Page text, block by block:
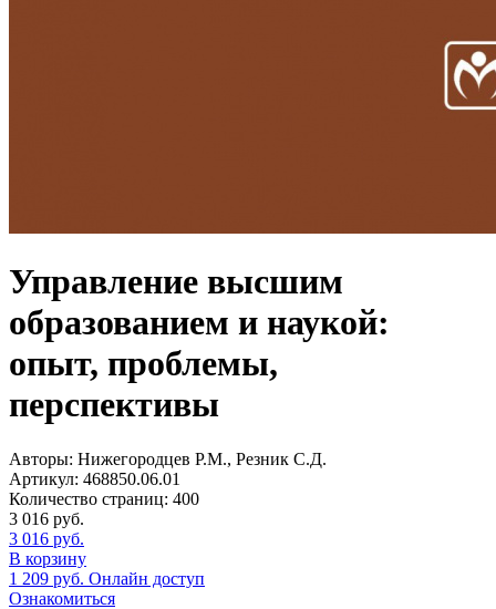
Управление высшим
образованием и наукой:
опыт, проблемы,
перспективы
Авторы: Нижегородцев Р.М., Резник С.Д.
Артикул: 468850.06.01
Количество страниц: 400
3 016 руб.
3 016 руб.
В корзину
1 209 руб. Онлайн доступ
Ознакомиться